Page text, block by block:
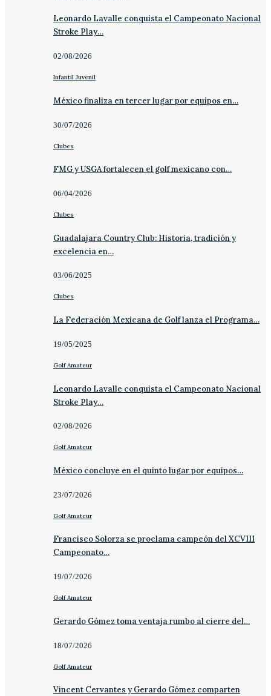
Leonardo Lavalle conquista el Campeonato Nacional
Stroke Play…
02/08/2026
Infantil Juvenil
México finaliza en tercer lugar por equipos en…
30/07/2026
Clubes
FMG y USGA fortalecen el golf mexicano con…
06/04/2026
Clubes
Guadalajara Country Club: Historia, tradición y
excelencia en…
03/06/2025
Clubes
La Federación Mexicana de Golf lanza el Programa…
19/05/2025
Golf Amateur
Leonardo Lavalle conquista el Campeonato Nacional
Stroke Play…
02/08/2026
Golf Amateur
México concluye en el quinto lugar por equipos…
23/07/2026
Golf Amateur
Francisco Solorza se proclama campeón del XCVIII
Campeonato…
19/07/2026
Golf Amateur
Gerardo Gómez toma ventaja rumbo al cierre del…
18/07/2026
Golf Amateur
Vincent Cervantes y Gerardo Gómez comparten